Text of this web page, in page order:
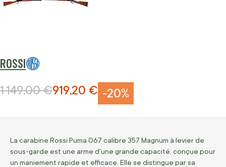
ROSSI
-20%
Prix Spécial
919,20 €
Prix normal
1 149,00 €
La carabine Rossi Puma 067 calibre 357 Magnum à levier de
sous-garde est une arme d'une grande capacité, conçue pour
un maniement rapide et efficace. Elle se distingue par sa